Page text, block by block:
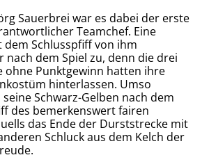
Sauerbrei war es dabei der erste
Teamchef. Eine
dem Schlusspfiff von ihm
nach dem Spiel zu, denn die drei
ohne Punktgewinn hatten ihre
hinterlassen. Umso
Schwarz-Gelben nach dem
des bemerkenswert fairen
das Ende der Durststrecke mit
Schluck aus dem Kelch der